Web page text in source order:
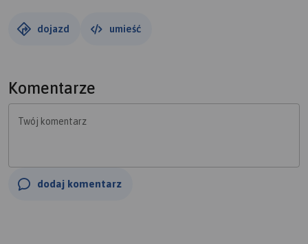
dojazd umieść
Komentarze
Twój komentarz
dodaj komentarz